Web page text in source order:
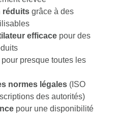
réduits grâce à des
efficace pour des
pour presque toutes les
normes légales (ISO
des autorités)
pour une disponibilité